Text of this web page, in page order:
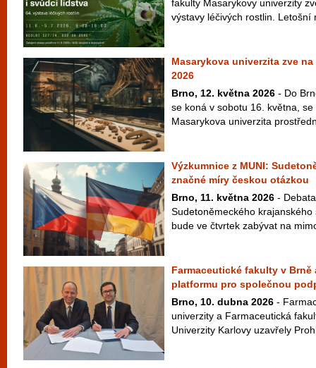
fakulty Masarykovy univerzity
výstavy léčivých rostlin. Letošní
Masarykova univerzita zve
2026
Brno, 12. května 2026 - Do
se koná v sobotu 16. května,
Masarykova univerzita
Výzkumnice z MUNI:
značné míry českou otázkou
Brno, 11. května 2026 -
Sudetoněmeckého
bude ve čtvrtek zabývat na
Farmaceutické fakulty v Brně
platformu pro společnou
Brno, 10. dubna 2026 -
univerzity a Farmaceutická
Univerzity Karlovy uzavřely